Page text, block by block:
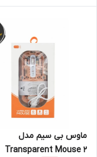
ماوس بی سیم مدل
Transparent Mouse 2